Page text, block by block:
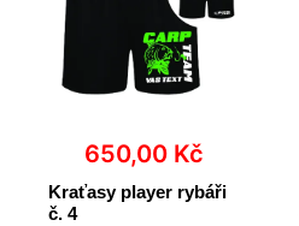
650,00 Kč
Kraťasy player rybáři
č. 4